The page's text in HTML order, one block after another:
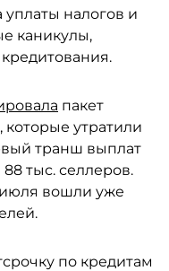
налогов и
каникулы,
пакет
утратили
транш выплат
тыс. селлеров.
июля вошли уже
по кредитам